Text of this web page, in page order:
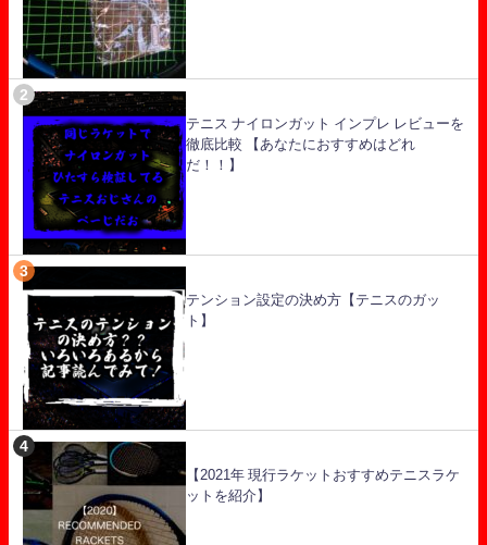
テニス ナイロンガット インプレ レビューを
徹底比較 【あなたにおすすめはどれ
だ！！】
テンション設定の決め方【テニスのガッ
ト】
【2021年 現行ラケットおすすめテニスラケ
ットを紹介】